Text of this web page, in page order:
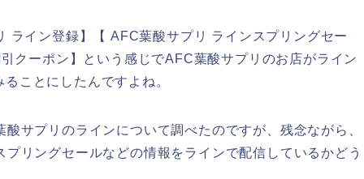
ライン登録】【 AFC葉酸サプリ ラインスプリングセー
クーポン】という感じでAFC葉酸サプリのお店がライン
ことにしたんですよね。
サプリのラインについて調べたのですが、残念ながら、
リングセールなどの情報をラインで配信しているかどう